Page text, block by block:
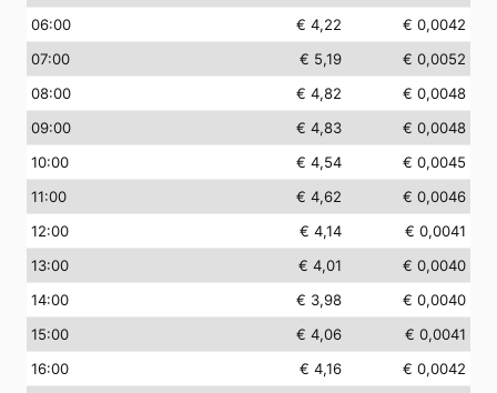
06:00 € 4,22
€ 0,0042
07:00 € 5,19
€ 0,0052
08:00 € 4,82
€ 0,0048
09:00 € 4,83
€ 0,0048
10:00 € 4,54
€ 0,0045
11:00 € 4,62
€ 0,0046
12:00 € 4,14
€ 0,0041
13:00 € 4,01
€ 0,0040
14:00 € 3,98
€ 0,0040
15:00 € 4,06
€ 0,0041
16:00 € 4,16
€ 0,0042